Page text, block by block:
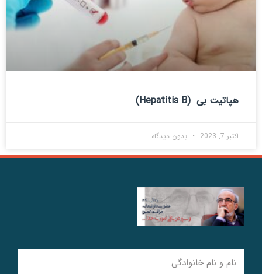
هپاتیت بی (Hepatitis B)
اکتبر 7, 2023 بدون دیدگاه